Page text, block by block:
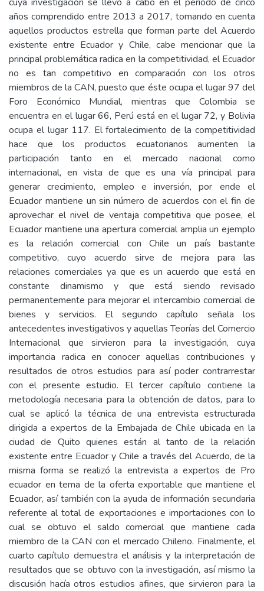
años comprendido entre 2013 a 2017, tomando en cuenta
aquellos productos estrella que forman parte del Acuerdo
existente entre Ecuador y Chile, cabe mencionar que la
principal problemática radica en la competitividad, el Ecuador
no es tan competitivo en comparación con los otros
miembros de la CAN, puesto que éste ocupa el lugar 97 del
Foro Económico Mundial, mientras que Colombia se
encuentra en el lugar 66, Perú está en el lugar 72, y Bolivia
ocupa el lugar 117. El fortalecimiento de la competitividad
hace que los productos ecuatorianos aumenten la
participación tanto en el mercado nacional como
internacional, en vista de que es una vía principal para
generar crecimiento, empleo e inversión, por ende el
Ecuador mantiene un sin número de acuerdos con el fin de
aprovechar el nivel de ventaja competitiva que posee, el
Ecuador mantiene una apertura comercial amplia un ejemplo
es la relación comercial con Chile un país bastante
competitivo, cuyo acuerdo sirve de mejora para las
relaciones comerciales ya que es un acuerdo que está en
constante dinamismo y que está siendo revisado
permanentemente para mejorar el intercambio comercial de
bienes y servicios. El segundo capítulo señala los
antecedentes investigativos y aquellas Teorías del Comercio
Internacional que sirvieron para la investigación, cuya
importancia radica en conocer aquellas contribuciones y
resultados de otros estudios para así poder contrarrestar
con el presente estudio. El tercer capítulo contiene la
metodología necesaria para la obtención de datos, para lo
cual se aplicó la técnica de una entrevista estructurada
dirigida a expertos de la Embajada de Chile ubicada en la
ciudad de Quito quienes están al tanto de la relación
existente entre Ecuador y Chile a través del Acuerdo, de la
misma forma se realizó la entrevista a expertos de Pro
ecuador en tema de la oferta exportable que mantiene el
Ecuador, así también con la ayuda de información secundaria
referente al total de exportaciones e importaciones con lo
cual se obtuvo el saldo comercial que mantiene cada
miembro de la CAN con el mercado Chileno. Finalmente, el
cuarto capítulo demuestra el análisis y la interpretación de
resultados que se obtuvo con la investigación, así mismo la
discusión hacía otros estudios afines, que sirvieron para la